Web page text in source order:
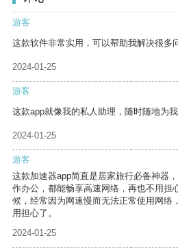
游客
这款软件非常实用，可以帮助我解决很多
2024-01-25
游客
这款app就像我的私人助理，随时随地为我
2024-01-25
游客
这款加速器app简直是居家旅行必备神器
作办公，都能畅享高速网络，再也不用担
候，经常因为网速慢而无法正常使用网络
用担心了。
2024-01-25